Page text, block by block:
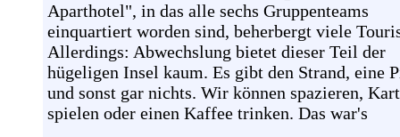
Aparthotel", in das alle sechs Gruppenteams
einquartiert worden sind, beherbergt viele
Allerdings: Abwechslung bietet dieser Teil der
hügeligen Insel kaum. Es gibt den Strand, eine
und sonst gar nichts. Wir können spazieren,
spielen oder einen Kaffee trinken. Das war's